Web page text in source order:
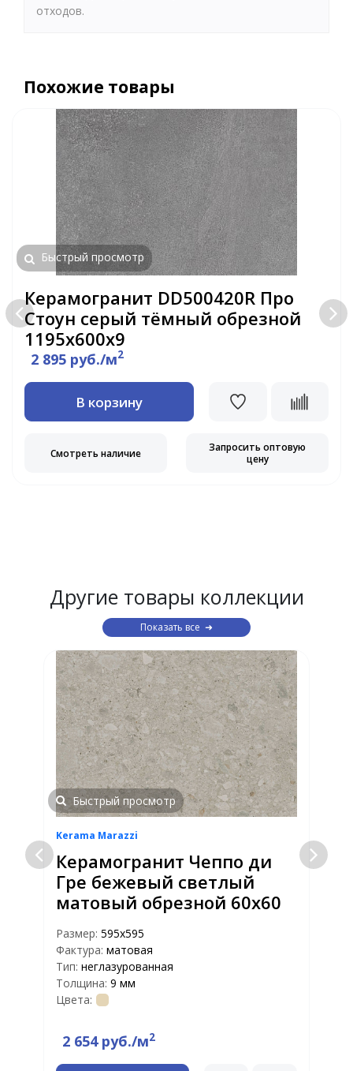
отходов.
Похожие товары
Быстрый просмотр
Керамогранит DD500420R Про
Стоун серый тёмный обрезной
1195х600х9
2 895 руб./м2
В корзину
Смотреть наличие
Запросить оптовую
цену
Другие товары коллекции
Показать все
Быстрый просмотр
Kerama Marazzi
Керамогранит Чеппо ди
Гре бежевый светлый
матовый обрезной 60х60
Размер: 595х595
Фактура: матовая
Тип: неглазурованная
Толщина: 9 мм
Цвета:
2 654 руб./м2